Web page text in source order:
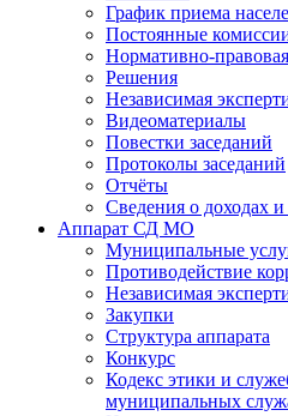
График приема
Постоянные
Нормативно-правовая
Решения
Независимая
Видеоматериалы
Повестки заседаний
Протоколы заседаний
Отчёты
Сведения о доходах и
Аппарат СД МО
Муниципальные
Противодействие
Независимая
Закупки
Структура аппарата
Конкурс
Кодекс этики и
муниципальных